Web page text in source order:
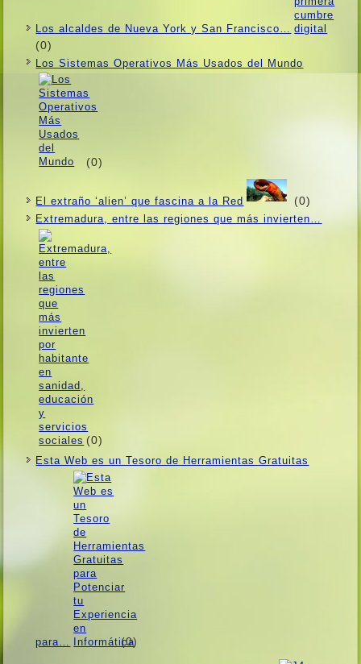
Los alcaldes de Nueva York y San Francisco…
(0)
Los Sistemas Operativos Más Usados ​​del Mundo
(0)
El extraño ‘alien’ que fascina a la Red (0)
Extremadura, entre las regiones que más invierten…
(0)
Esta Web es un Tesoro de Herramientas Gratuitas
para… (0)